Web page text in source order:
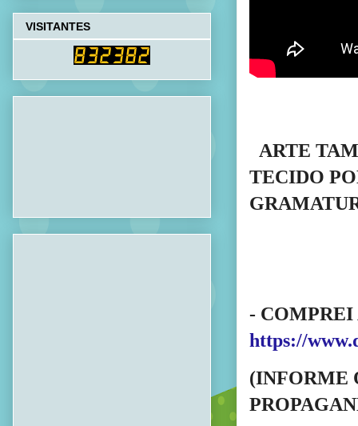
TECIDO
https://
(INFORME
VISITANTES